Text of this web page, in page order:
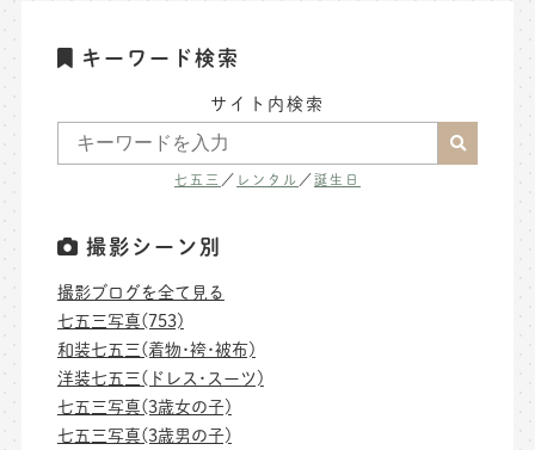
キーワード検索
サイト内検索
七五三 ／ レンタル ／誕生日
撮影シーン別
撮影ブログを全て見る
七五三写真(753)
和装七五三(着物･袴･被布)
洋装七五三(ドレス･スーツ)
七五三写真(3歳女の子)
七五三写真(3歳男の子)